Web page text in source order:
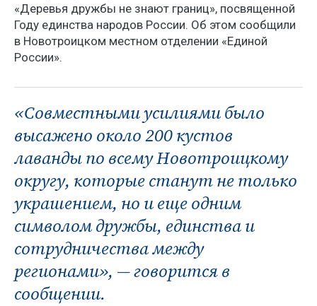
«Деревья дружбы не знают границ», посвященной
Году единства народов России. Об этом сообщили
в Новотроицком местном отделении «Единой
России».
«Совместными усилиями было
высажено около 200 кустов
лаванды по всему Новотроицкому
округу, которые станут не только
украшением, но и еще одним
символом дружбы, единства и
сотрудничества между
регионами», — говорится в
сообщении.